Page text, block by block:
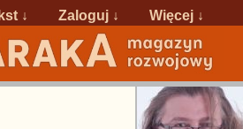
↓ Zaloguj ↓
Więcej ↓